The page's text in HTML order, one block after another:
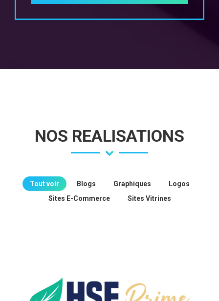
NOS REALISATIONS
Tout voir Blogs Graphiques
Logos
Sites E-Commerce
Sites Vitrines